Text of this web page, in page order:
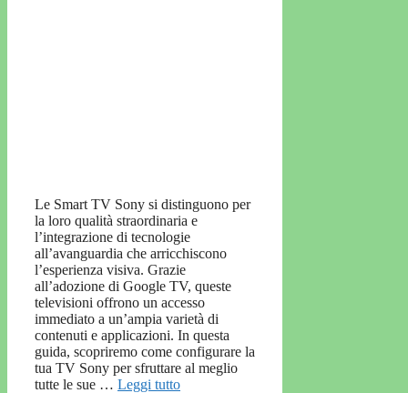
Le Smart TV Sony si distinguono per
la loro qualità straordinaria e
l’integrazione di tecnologie
all’avanguardia che arricchiscono
l’esperienza visiva. Grazie
all’adozione di Google TV, queste
televisioni offrono un accesso
immediato a un’ampia varietà di
contenuti e applicazioni. In questa
guida, scopriremo come configurare la
tua TV Sony per sfruttare al meglio
tutte le sue … Leggi tutto